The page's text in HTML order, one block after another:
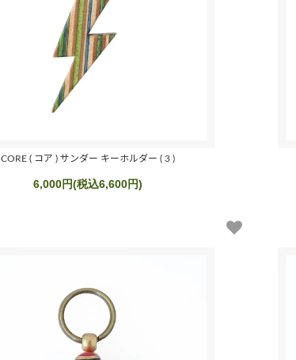
CORE ( コア ) サンダー キーホルダー ( 3 )
6,000円(税込6,600円)